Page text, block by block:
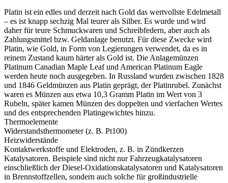
Platin ist ein edles und derzeit nach Gold das wertvollste Edelmetall
– es ist knapp sechzig Mal teurer als Silber. Es wurde und wird
daher für teure Schmuckwaren und Schreibfedern, aber auch als
Zahlungsmittel bzw. Geldanlage benutzt. Für diese Zwecke wird
Platin, wie Gold, in Form von Legierungen verwendet, da es in
reinem Zustand kaum härter als Gold ist. Die Anlagemünzen
Platinum Canadian Maple Leaf und American Platinum Eagle
werden heute noch ausgegeben. In Russland wurden zwischen 1828
und 1846 Geldmünzen aus Platin geprägt, der Platinrubel. Zunächst
waren es Münzen aus etwa 10,3 Gramm Platin im Wert von 3
Rubeln, später kamen Münzen des doppelten und vierfachen Wertes
und des entsprechenden Platingewichtes hinzu.
Thermoelemente
Widerstandsthermometer (z. B. Pt100)
Heizwiderstände
Kontaktwerkstoffe und Elektroden, z. B. in Zündkerzen
Katalysatoren. Beispiele sind nicht nur Fahrzeugkatalysatoren
einschließlich der Diesel-Oxidationskatalysatoren und Katalysatoren
in Brennstoffzellen, sondern auch solche für großindustrielle